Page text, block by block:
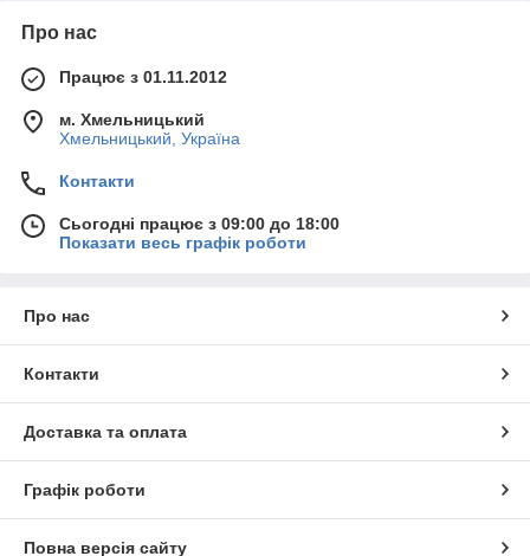
Про нас
Працює з 01.11.2012
м. Хмельницький
Хмельницький, Україна
Контакти
Сьогодні працює з 09:00 до 18:00
Показати весь графік роботи
Про нас
Контакти
Доставка та оплата
Графік роботи
Повна версія сайту